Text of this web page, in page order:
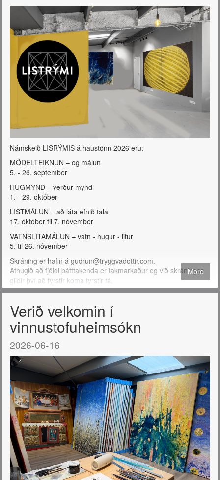
Námskeið LISRÝMIS á haustönn 2026 eru:
MÓDELTEIKNUN – og málun
5. - 26. september
HUGMYND – verður mynd
1. - 29. október
LISTMÁLUN – að láta efnið tala
17. október til 7. nóvember
VATNSLITAMÁLUN – vatn - hugur - litur
5. til 26. nóvember
Skráning er hafin á gudrun@tryggvadottir.com.
Athugið að fjöldi þátttakenda er takmarkaður og við skráningar
gildir því að fyrstir koma fyrstir fá.
More
Verið velkomin í
vinnustofuheimsókn
2026-06-16